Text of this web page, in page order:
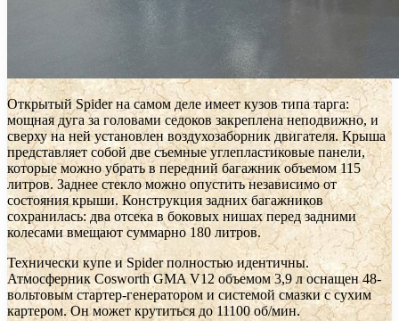
Открытый Spider на самом деле имеет кузов типа тарга:
мощная дуга за головами седоков закреплена неподвижно, и
сверху на ней установлен воздухозаборник двигателя. Крыша
представляет собой две съемные углепластиковые панели,
которые можно убрать в передний багажник объемом 115
литров. Заднее стекло можно опустить независимо от
состояния крыши. Конструкция задних багажников
сохранилась: два отсека в боковых нишах перед задними
колесами вмещают суммарно 180 литров.
Технически купе и Spider полностью идентичны.
Атмосферник Cosworth GMA V12 объемом 3,9 л оснащен 48-
вольтовым стартер-генератором и системой смазки с сухим
картером. Он может крутиться до 11100 об/мин.